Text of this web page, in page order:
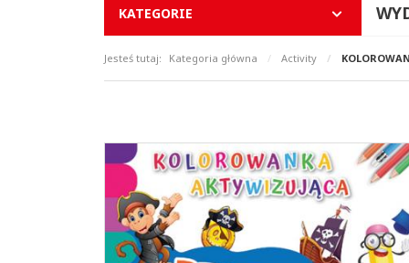
KATEGORIE
Jesteś tutaj: Kategoria główna / Activity /